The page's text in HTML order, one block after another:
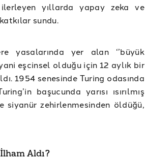
yıllarda yapay zeka ve
sundu.
yasalarında yer alan ‘’büyük
eşcinsel olduğu için 12 aylık bir
1954 senesinde Turing odasında
başucunda yarısı ısırılmış
zehirlenmesinden öldüğü,
Aldı?